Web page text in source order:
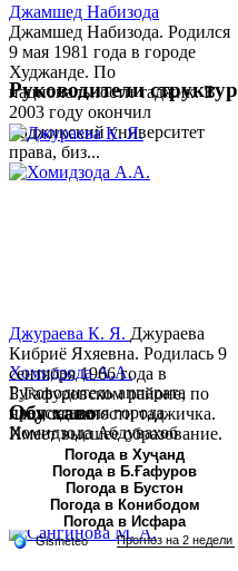
Джамшед Набизода
Джамшед Набизода. Родился
9 мая 1981 года в городе
Худжанде. По
национальности таджик. В
2003 году окончил
Таджикский университет
права, биз...
Хомидзода А.А.
Руководитель аппарата
председателя города
Хомидзода Абдувахоб
Абдумаджид родился 8
июня 1978 года в городе
Худжанде. По
национальности...
Руководители структур
Джураева К. Я. Джураева
Кибриё Яхяевна. Родилась 9
сентября 1966 года в
Б.Гафуровском районе, по
национальности таджичка.
Имеет высшее образование.
В 1997 ...
Обу хаво
Погода в Хуҷанд
Погода в Б.Ғафуров
Погода в Бустон
Погода в Конибодом
Погода в Исфара